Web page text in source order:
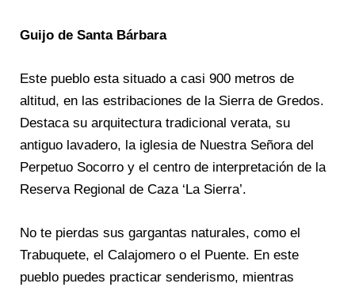
Guijo de Santa Bárbara
Este pueblo esta situado a casi 900 metros de
altitud, en las estribaciones de la Sierra de Gredos.
Destaca su arquitectura tradicional verata, su
antiguo lavadero, la iglesia de Nuestra Señora del
Perpetuo Socorro y el centro de interpretación de la
Reserva Regional de Caza ‘La Sierra’.
No te pierdas sus gargantas naturales, como el
Trabuquete, el Calajomero o el Puente. En este
pueblo puedes practicar senderismo, mientras